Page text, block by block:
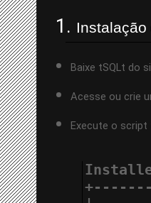
Baixe tSQLt do
Acesse ou crie
Execute o script